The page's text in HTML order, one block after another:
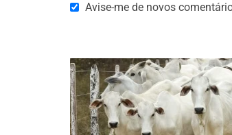
Avise-me de novos